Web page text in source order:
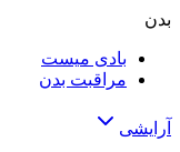
بدن
بادی میست
مراقبت بدن
آرایشی